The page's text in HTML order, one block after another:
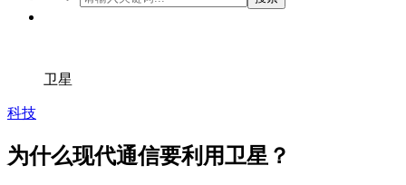
卫星
科技
为什么现代通信要利用卫星？